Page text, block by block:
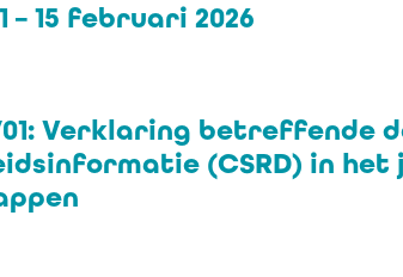
– 15 februari 2026
01: Verklaring betreffende
(CSRD) in